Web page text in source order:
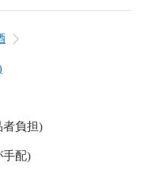
者負担)
手配)